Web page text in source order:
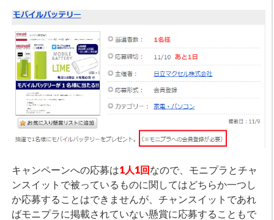
キャンペーンへの応募は1人1回なので、モニプラとチャ
ンスイットで被っているものに関してはどちらか一つし
か応募することはできませんが、チャンスイットであれ
ばモニプラに掲載されていない懸賞に応募することもで